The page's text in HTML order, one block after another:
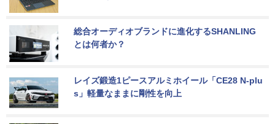
総合オーディオブランドに進化するSHANLING
とは何者か？
レイズ鍛造1ピースアルミホイール「CE28 N-plu
s」軽量なままに剛性を向上